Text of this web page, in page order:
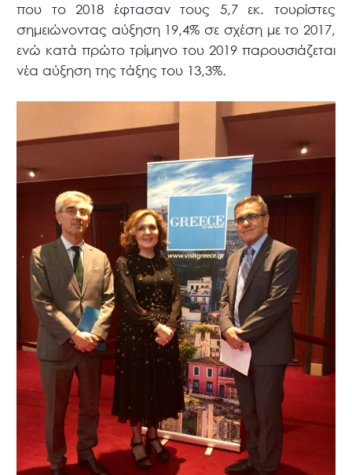
που το 2018 έφτασαν τους 5,7 εκ. τουρίστες
σημειώνοντας αύξηση 19,4% σε σχέση με το 2017,
ενώ κατά πρώτο τρίμηνο του 2019 παρουσιάζεται
νέα αύξηση της τάξης του 13,3%.